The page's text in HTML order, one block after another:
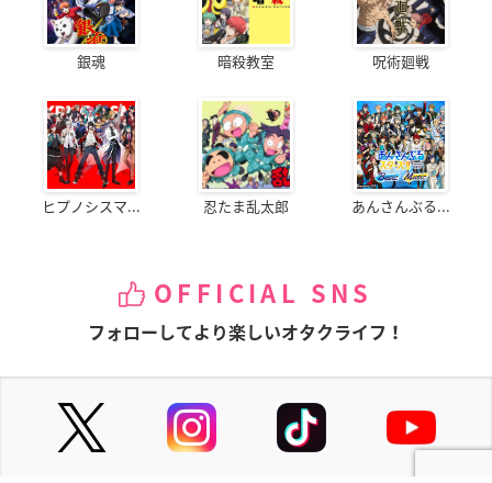
銀魂 暗殺教室 呪術廻戦
ヒプノシスマ... 忍たま乱太郎 あんさんぶる...
OFFICIAL SNS
フォローしてより楽しいオタクライフ！